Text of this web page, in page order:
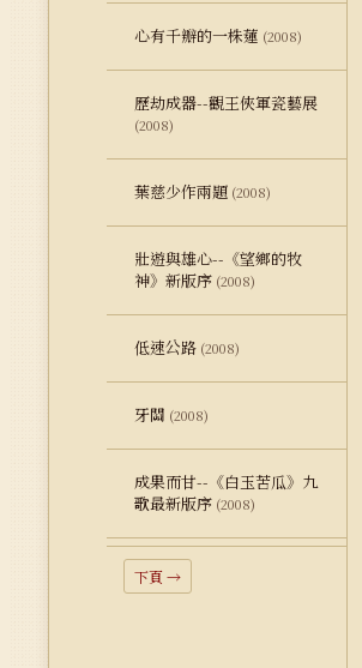
心有千瓣的一株蓮 (2008)
歷劫成器--觀王俠軍瓷藝展
(2008)
葉慈少作兩題 (2008)
壯遊與雄心--《望鄉的牧
神》新版序 (2008)
低速公路 (2008)
牙關 (2008)
成果而甘--《白玉苦瓜》九
歌最新版序 (2008)
下頁 →